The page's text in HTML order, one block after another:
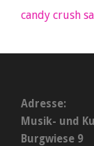
candy crush
Adresse:
Musik- und
Burgwiese 9